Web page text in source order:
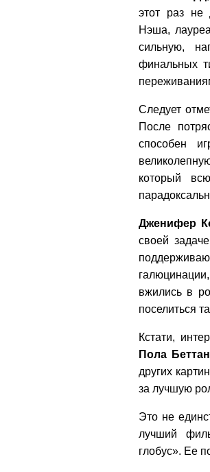
этот раз не
Нэша,
сильную,
финальных
Следует
После
способен
который
Дженифер
своей
вжились в
поселиться
Кстати,
Пола
других
за лучшую
Это не
лучший
глобус». Ее